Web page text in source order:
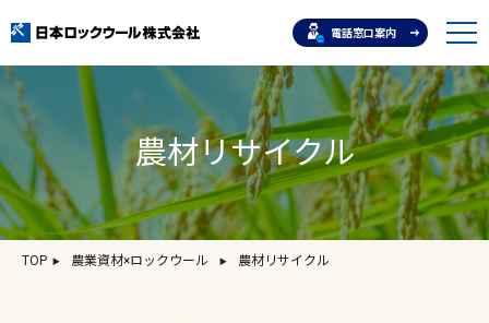
電話窓口案内
農材リサイクル
TOP 農業資材×ロックウール 農材リサイクル